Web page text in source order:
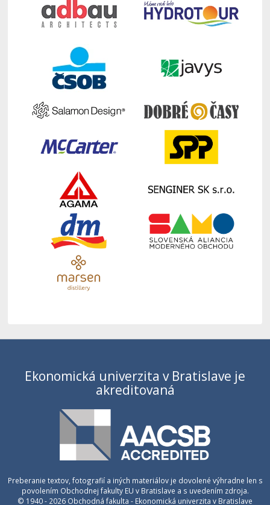
Ekonomická univerzita v Bratislave je
akreditovaná
Preberanie textov, fotografií a iných materiálov je dovolené výhradne len s
povolením Obchodnej fakulty EU v Bratislave a s uvedením zdroja.
© 1940 - 2026 Obchodná fakulta - Ekonomická univerzita v Bratislave